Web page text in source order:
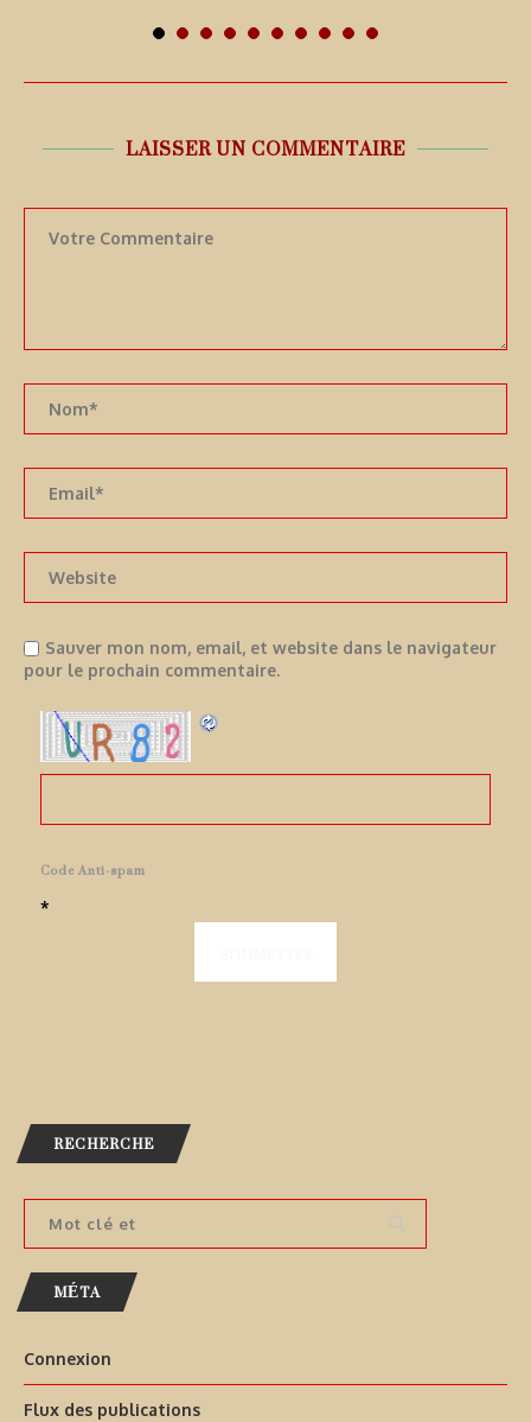
LAISSER UN COMMENTAIRE
Sauver mon nom, email, et website dans le navigateur
pour le prochain commentaire.
Code Anti-spam
*
RECHERCHE
MÉTA
Connexion
Flux des publications